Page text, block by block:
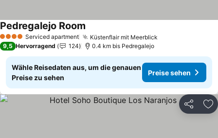
4 Sterne Serviced apartment Küstenflair mit Meerblick
Pedregalejo Room
9,5 Hervorragend 124 0.4 km bis Pedregalejo
Wähle Reisedaten aus, um die genauen
Preise zu sehen
Preise sehen
Teilen